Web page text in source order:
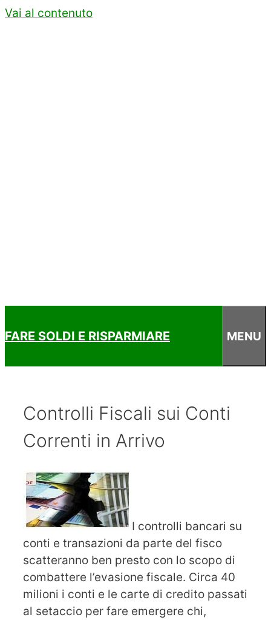
Vai al contenuto
FARE SOLDI E RISPARMIARE MENU
Controlli Fiscali sui Conti
Correnti in Arrivo
I controlli bancari su
conti e transazioni da parte del fisco
scatteranno ben presto con lo scopo di
combattere l’evasione fiscale. Circa 40
milioni i conti e le carte di credito passati
al setaccio per fare emergere chi,